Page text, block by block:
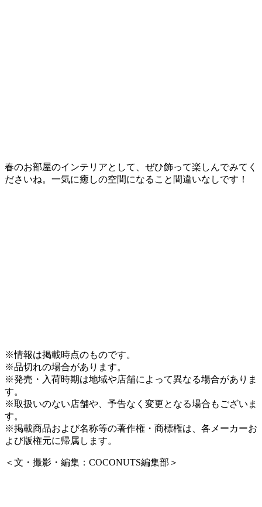
春のお部屋のインテリアとして、ぜひ飾って楽しんでみてく
ださいね。一気に癒しの空間になること間違いなしです！
※情報は掲載時点のものです。
※品切れの場合があります。
※発売・入荷時期は地域や店舗によって異なる場合がありま
す。
※取扱いのない店舗や、予告なく変更となる場合もございま
す。
※掲載商品および名称等の著作権・商標権は、各メーカーお
よび版権元に帰属します。
＜文・撮影・編集：COCONUTS編集部＞